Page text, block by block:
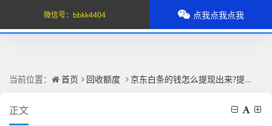
当前位置： 首页 回收额度 京东白条的钱怎么提现出来?提现到微信、到银行卡的步骤图
正文
微信号： bbkk4404 点我点我点我